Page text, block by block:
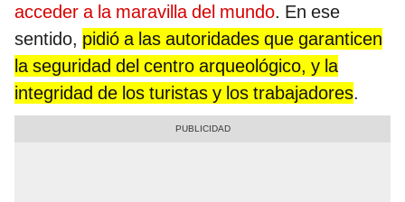
acceder a la maravilla del mundo. En ese
sentido, pidió a las autoridades que garanticen
la seguridad del centro arqueológico, y la
integridad de los turistas y los trabajadores.